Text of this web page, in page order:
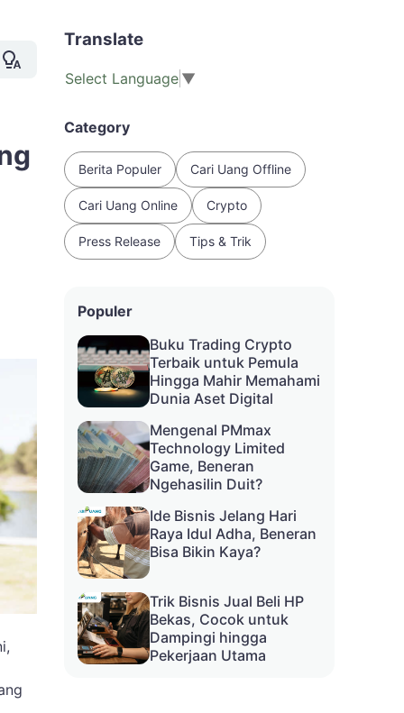
Translate
Select Language ▼
Category
Berita Populer Cari Uang Offline
Cari Uang Online Crypto
Press Release Tips & Trik
Populer
Buku Trading Crypto
Terbaik untuk Pemula
Hingga Mahir Memahami
Dunia Aset Digital
Mengenal PMmax
Technology Limited
Game, Beneran
Ngehasilin Duit?
Ide Bisnis Jelang Hari
Raya Idul Adha, Beneran
Bisa Bikin Kaya?
Trik Bisnis Jual Beli HP
Bekas, Cocok untuk
Dampingi hingga
Pekerjaan Utama